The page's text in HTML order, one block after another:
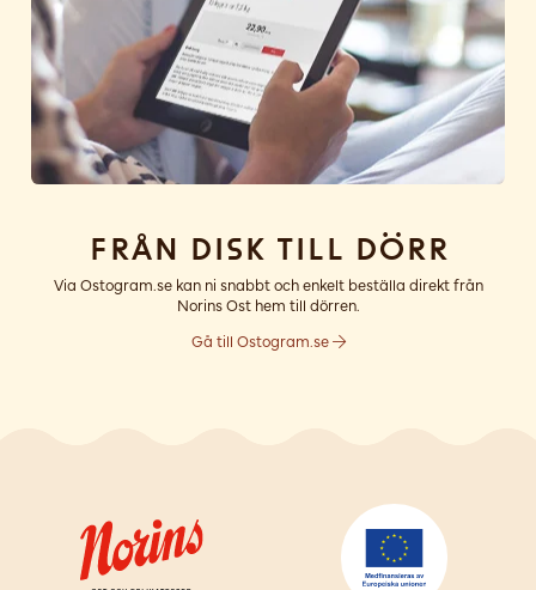
Från disk till dörr
Via Ostogram.se kan ni snabbt och enkelt beställa direkt från
Norins Ost hem till dörren.
Gå till Ostogram.se